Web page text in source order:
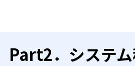
Part2．システ